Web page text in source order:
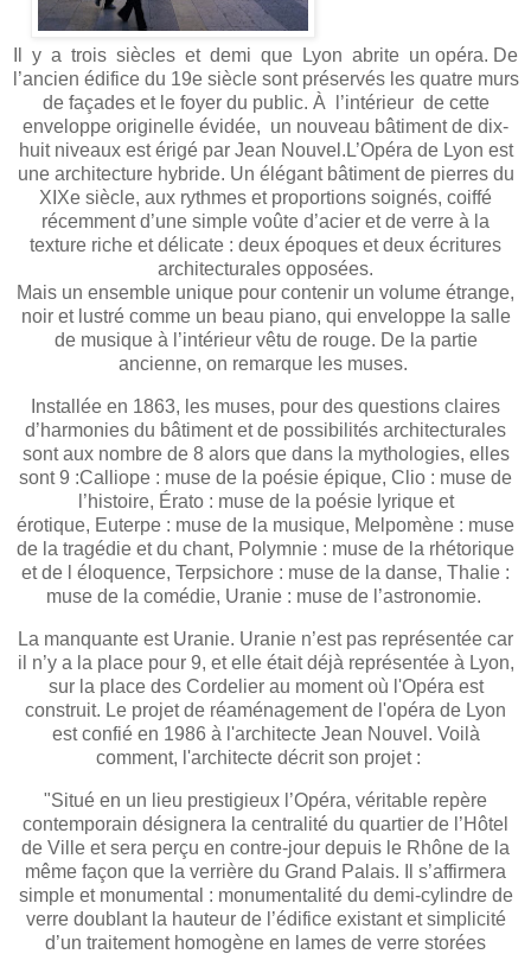
Il y a trois siècles et demi que Lyon abrite un opéra. De
l’ancien édifice du 19e siècle sont préservés les quatre murs
de façades et le foyer du public. À l’intérieur de cette
enveloppe originelle évidée, un nouveau bâtiment de dix-
huit niveaux est érigé par Jean Nouvel.L’Opéra de Lyon est
une architecture hybride. Un élégant bâtiment de pierres du
XIXe siècle, aux rythmes et proportions soignés, coiffé
récemment d’une simple voûte d’acier et de verre à la
texture riche et délicate : deux époques et deux écritures
architecturales opposées.
Mais un ensemble unique pour contenir un volume étrange,
noir et lustré comme un beau piano, qui enveloppe la salle
de musique à l’intérieur vêtu de rouge. De la partie
ancienne, on remarque les muses.
Installée en 1863, les muses, pour des questions claires
d’harmonies du bâtiment et de possibilités architecturales
sont aux nombre de 8 alors que dans la mythologies, elles
sont 9 :Calliope : muse de la poésie épique, Clio : muse de
l’histoire, Érato : muse de la poésie lyrique et
érotique, Euterpe : muse de la musique, Melpomène : muse
de la tragédie et du chant, Polymnie : muse de la rhétorique
et de l éloquence, Terpsichore : muse de la danse, Thalie :
muse de la comédie, Uranie : muse de l’astronomie.
La manquante est Uranie. Uranie n’est pas représentée car
il n’y a la place pour 9, et elle était déjà représentée à Lyon,
sur la place des Cordelier au moment où l'Opéra est
construit. Le projet de réaménagement de l'opéra de Lyon
est confié en 1986 à l'architecte Jean Nouvel. Voilà
comment, l'architecte décrit son projet :
"Situé en un lieu prestigieux l’Opéra, véritable repère
contemporain désignera la centralité du quartier de l’Hôtel
de Ville et sera perçu en contre-jour depuis le Rhône de la
même façon que la verrière du Grand Palais. Il s’affirmera
simple et monumental : monumentalité du demi-cylindre de
verre doublant la hauteur de l’édifice existant et simplicité
d’un traitement homogène en lames de verre storées